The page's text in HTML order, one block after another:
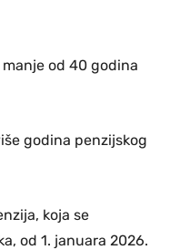
manje od 40 godina
godina penzijskog
koja se
od 1. januara 2026.